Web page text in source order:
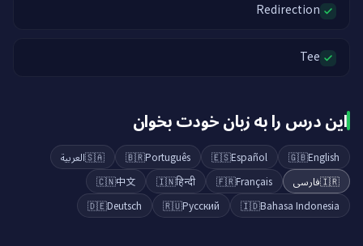
Redirection
Tee
این درس را به زبان خودت بخوان
🇬🇧English
🇪🇸Español
🇧🇷Português
🇸🇦العربية
🇮🇷فارسی 🇫🇷Français
🇮🇳हिन्दी
🇨🇳中文
🇮🇩Bahasa Indonesia
🇷🇺Русский
🇩🇪Deutsch